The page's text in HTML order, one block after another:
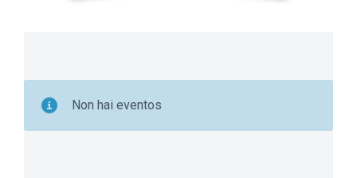
Non hai eventos